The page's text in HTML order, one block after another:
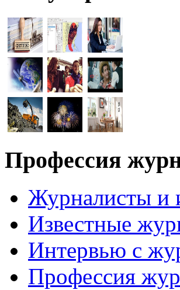
Профессия
Журналисты и
Известные
Интервью с
Профессия